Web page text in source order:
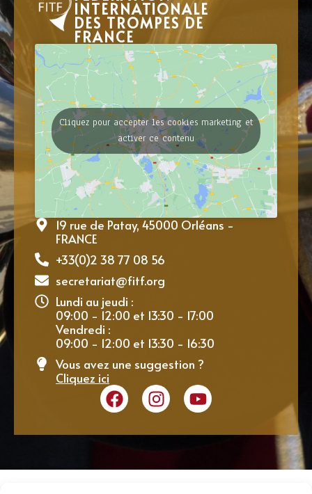
INTERNATIONALE
DES TROMPES DE
FRANCE
Cliquez pour accepter les cookies marketing et
activer ce contenu
19 rue de Patay, 45000 Orléans -
FRANCE
+33(0)2 38 77 08 56
secretariat@fitf.org
Lundi au jeudi :
09:00 - 12:00 et 13:30 - 17:00
Vendredi :
09:00 - 12:00 et 13:30 - 16:30
Vous avez une suggestion ?
Cliquez ici